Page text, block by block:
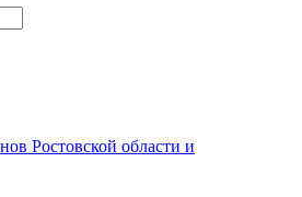
Ростовской области и